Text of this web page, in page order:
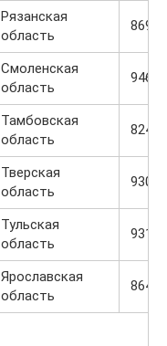
Рязанская
область
8694
Смоленская
область
9460
Тамбовская
область
8241
Тверская
область
9302
Тульская
область
9310
Ярославская
область
8646